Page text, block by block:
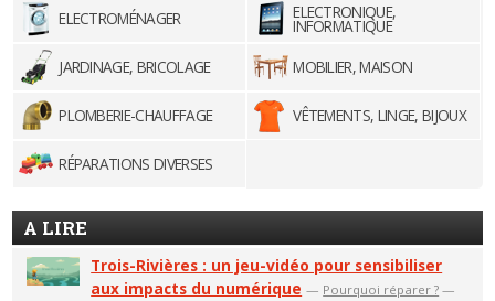
ELECTROMÉNAGER ELECTRONIQUE,
INFORMATIQUE
JARDINAGE, BRICOLAGE
MOBILIER, MAISON
PLOMBERIE-CHAUFFAGE VÊTEMENTS, LINGE, BIJOUX
RÉPARATIONS DIVERSES
A LIRE
Trois-Rivières : un jeu-vidéo pour sensibiliser
aux impacts du numérique — Pourquoi réparer ? —